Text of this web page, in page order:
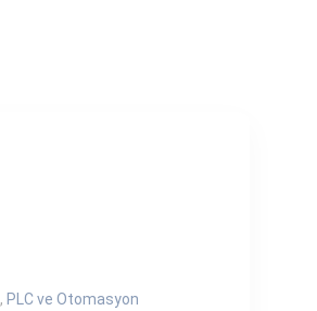
, PLC ve Otomasyon